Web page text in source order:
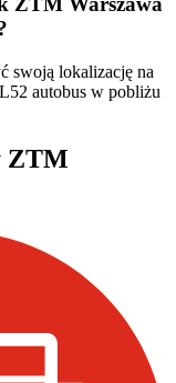
swoją lokalizację na
autobus w pobliżu
ZTM